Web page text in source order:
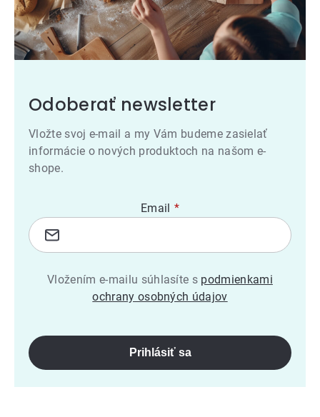
Odoberať newsletter
Vložte svoj e-mail a my Vám budeme zasielať
informácie o nových produktoch na našom e-
shope.
Email
Vložením e-mailu súhlasíte s podmienkami
ochrany osobných údajov
Prihlásiť sa